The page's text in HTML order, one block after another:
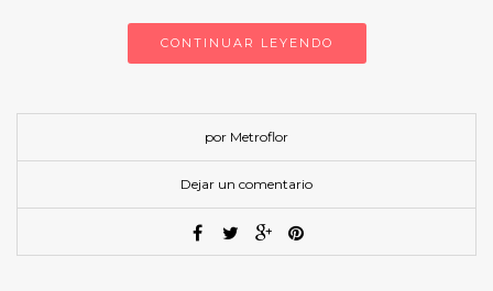
CONTINUAR LEYENDO
por Metroflor
Dejar un comentario